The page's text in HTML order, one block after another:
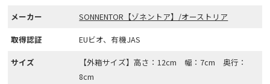
メーカー
SONNENTOR【ゾネントア】/オーストリア
取得認証
EUビオ、有機JAS
サイズ
【外箱サイズ】高さ：12cm 幅：7cm 奥行：
8cm